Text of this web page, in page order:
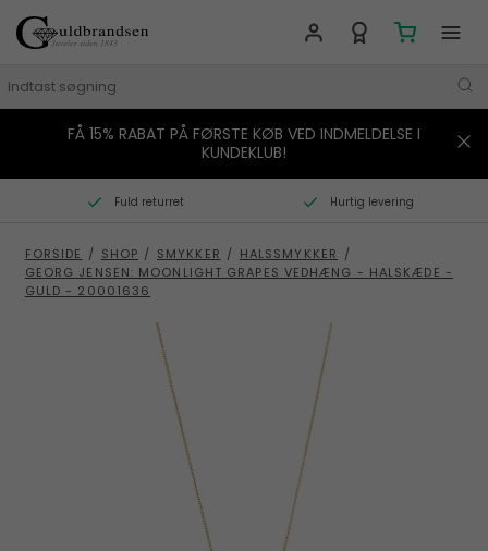
MÆRKER
SMYKKER
BOLIG
FÅ 15% RABAT PÅ FØRSTE KØB VED INDMELDELSE I
KUNDEKLUB!
Fuld returret Hurtig levering
FORSIDE / SHOP / SMYKKER / HALSSMYKKER /
GEORG JENSEN: MOONLIGHT GRAPES VEDHÆNG - HALSKÆDE -
GULD - 20001636